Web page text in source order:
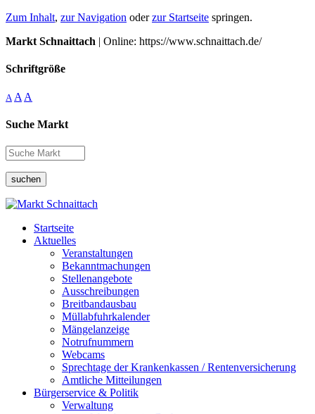
Zum Inhalt, zur Navigation oderzur Startseite springen.
Markt Schnaittach | Online: https://www.schnaittach.de/
Schriftgröße
A A A
Suche Markt
suchen
Startseite
Aktuelles
Veranstaltungen
Bekanntmachungen
Stellenangebote
Ausschreibungen
Breitbandausbau
Müllabfuhrkalender
Mängelanzeige
Notrufnummern
Webcams
Sprechtage der Krankenkassen / Rentenversicherung
Amtliche Mitteilungen
Bürgerservice & Politik
Verwaltung